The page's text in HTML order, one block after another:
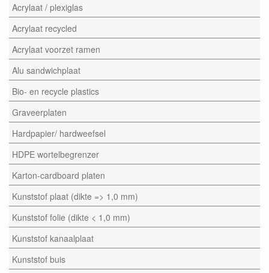
Acrylaat / plexiglas
Acrylaat recycled
Acrylaat voorzet ramen
Alu sandwichplaat
Bio- en recycle plastics
Graveerplaten
Hardpapier/ hardweefsel
HDPE wortelbegrenzer
Karton-cardboard platen
Kunststof plaat (dikte => 1,0 mm)
Kunststof folie (dikte < 1,0 mm)
Kunststof kanaalplaat
Kunststof buis